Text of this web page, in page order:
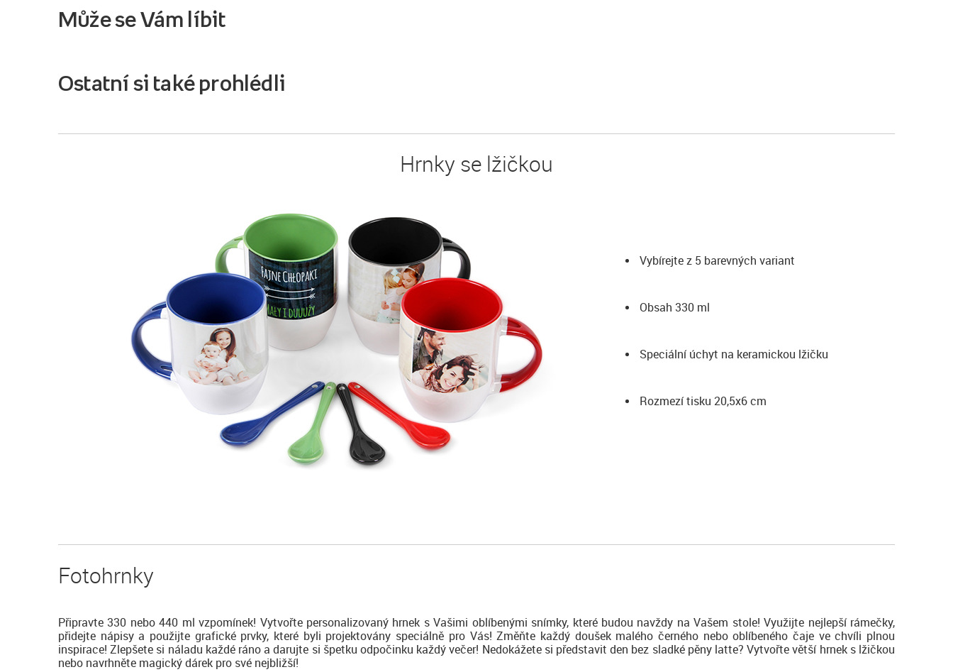
Může se Vám líbit
Ostatní si také prohlédli
Hrnky se lžičkou
Vybírejte z 5 barevných variant
Obsah 330 ml
Speciální úchyt na keramickou lžičku
Rozmezí tisku 20,5x6 cm
Fotohrnky
Připravte 330 nebo 440 ml vzpomínek! Vytvořte personalizovaný hrnek s Vašimi oblíbenými snímky, které budou navždy na Vašem stole! Využijte nejlepší rámečky,
přidejte nápisy a použijte grafické prvky, které byli projektovány speciálně pro Vás! Změňte každý doušek malého černého nebo oblíbeného čaje ve chvíli plnou
inspirace! Zlepšete si náladu každé ráno a darujte si špetku odpočinku každý večer! Nedokážete si představit den bez sladké pěny latte? Vytvořte větší hrnek s lžičkou
nebo navrhněte magický dárek pro své nejbližší!